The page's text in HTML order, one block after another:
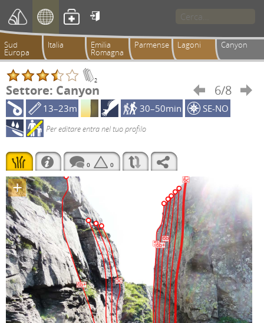

Sud
Europa
Italia Emilia
Romagna
Parmense Lagoni Canyon
2
Settore: Canyon  6/8

13–23m
30–50min SE-NO
Per editare entra nel tuo profilo
0 0
+
6b+
5c
5b6b+
6b
6c